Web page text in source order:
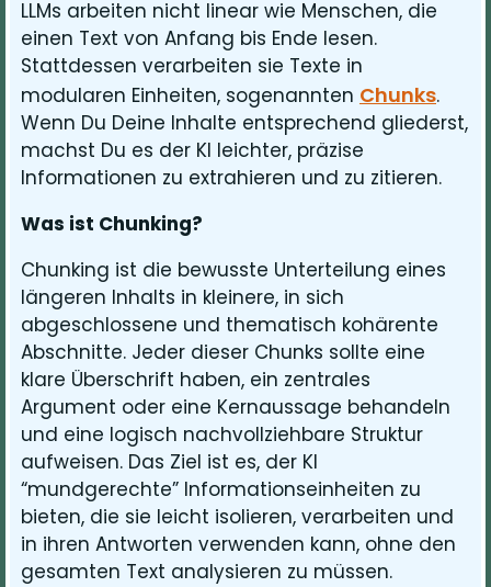
LLMs arbeiten nicht linear wie Menschen, die
einen Text von Anfang bis Ende lesen.
Stattdessen verarbeiten sie Texte in
modularen Einheiten, sogenannten Chunks.
Wenn Du Deine Inhalte entsprechend gliederst,
machst Du es der KI leichter, präzise
Informationen zu extrahieren und zu zitieren.
Was ist Chunking?
Chunking ist die bewusste Unterteilung eines
längeren Inhalts in kleinere, in sich
abgeschlossene und thematisch kohärente
Abschnitte. Jeder dieser Chunks sollte eine
klare Überschrift haben, ein zentrales
Argument oder eine Kernaussage behandeln
und eine logisch nachvollziehbare Struktur
aufweisen. Das Ziel ist es, der KI
“mundgerechte” Informationseinheiten zu
bieten, die sie leicht isolieren, verarbeiten und
in ihren Antworten verwenden kann, ohne den
gesamten Text analysieren zu müssen.